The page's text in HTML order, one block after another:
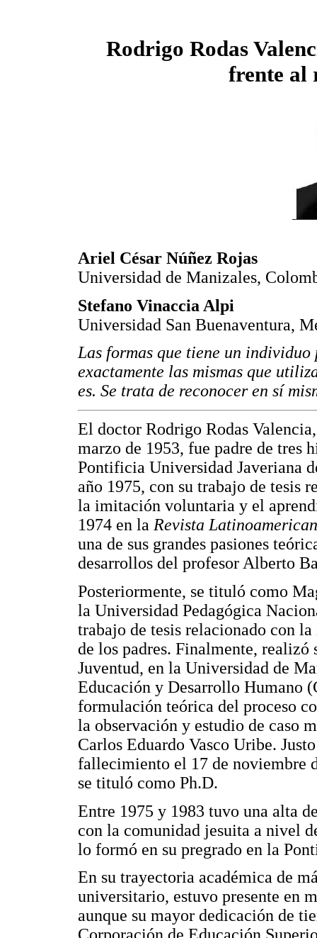
Rodrigo Rodas
frente al
Ariel César Núñez Rojas
Universidad de Manizales,
Stefano Vinaccia Alpi
Universidad San Buenaventura,
Las formas que tiene un individuo
exactamente las mismas que
es. Se trata de reconocer en sí
El doctor Rodrigo Rodas
marzo de 1953, fue padre de tres
Pontificia Universidad Javeriana
año 1975, con su trabajo de tesis
la imitación voluntaria y el
1974 en la Revista
una de sus grandes pasiones
desarrollos del profesor Alberto
Posteriormente, se tituló como
la Universidad Pedagógica
trabajo de tesis relacionado con
de los padres. Finalmente,
Juventud, en la Universidad de
Educación y Desarrollo Humano
formulación teórica del proceso
la observación y estudio de caso
Carlos Eduardo Vasco Uribe.
fallecimiento el 17 de noviembre
se tituló como Ph.D.
Entre 1975 y 1983 tuvo una alta
con la comunidad jesuita a nivel
lo formó en su pregrado en la
En su trayectoria académica de
universitario, estuvo presente en
aunque su mayor dedicación de